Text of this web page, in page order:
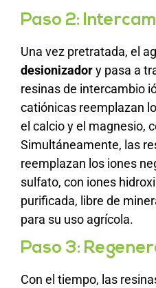
Paso 2:
Una vez pretratada, el
desionizadory pasa a
resinas de intercambio
catiónicas reemplazan
el calcio y el magnesio,
Simultáneamente, las
reemplazan los iones
sulfato, con iones
purificada, libre de
para su uso agrícola.
Paso 3:
Con el tiempo, las